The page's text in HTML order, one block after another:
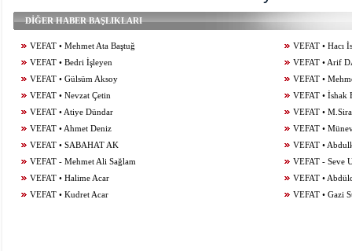
DİĞER HABER BAŞLIKLARI
VEFAT • Mehmet Ata Baştuğ
VEFAT • Hacı
VEFAT • Bedri İşleyen
VEFAT • Arif
VEFAT • Gülsüm Aksoy
VEFAT •
VEFAT • Nevzat Çetin
VEFAT • İshak
VEFAT • Atiye Dündar
VEFAT •
VEFAT • Ahmet Deniz
VEFAT •
VEFAT • SABAHAT AK
VEFAT •
VEFAT - Mehmet Ali Sağlam
VEFAT - Seve
VEFAT • Halime Acar
VEFAT •
VEFAT • Kudret Acar
VEFAT • Gazi